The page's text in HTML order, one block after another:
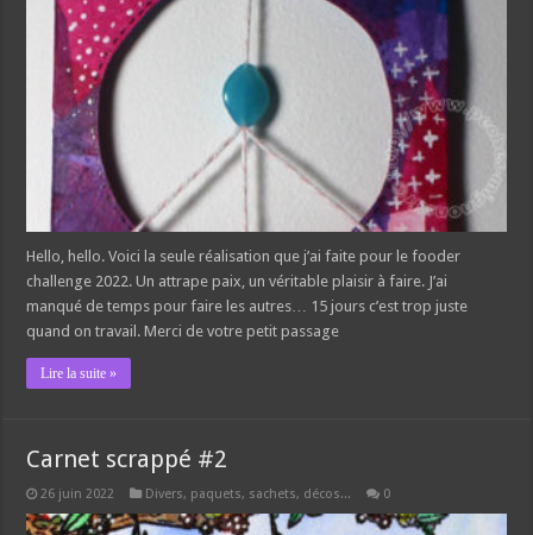
Hello, hello. Voici la seule réalisation que j’ai faite pour le fooder
challenge 2022. Un attrape paix, un véritable plaisir à faire. J’ai
manqué de temps pour faire les autres… 15 jours c’est trop juste
quand on travail. Merci de votre petit passage
Lire la suite »
Carnet scrappé #2
26 juin 2022 Divers, paquets, sachets, décos... 0